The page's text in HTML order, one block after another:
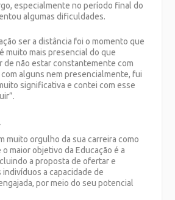
especialmente no período final do
algumas dificuldades.
ser a distância foi o momento que
muito mais presencial do que
de não estar constantemente com
alguns nem presencialmente, fui
significativa e contei com esse
muito orgulho da sua carreira como
maior objetivo da Educação é a
a proposta de ofertar e
a capacidade de
por meio do seu potencial